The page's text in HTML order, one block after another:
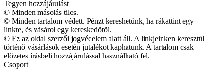
Tegyen hozzájárulást
© Minden másolás tilos.
© Minden tartalom védett. Pénzt kereshetünk, ha rákattint egy
linkre, és vásárol egy kereskedőtől.
© Ez az oldal szerzői jogvédelem alatt áll. A linkjeinken keresztül
történő vásárlások esetén jutalékot kaphatunk. A tartalom csak
előzetes írásbeli hozzájárulással használható fel.
Csoport